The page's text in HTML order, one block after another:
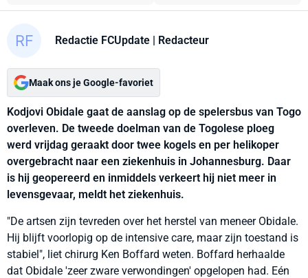
Redactie FCUpdate | Redacteur
Maak ons je Google-favoriet
Kodjovi Obidale gaat de aanslag op de spelersbus van Togo
overleven. De tweede doelman van de Togolese ploeg
werd vrijdag geraakt door twee kogels en per helikoper
overgebracht naar een ziekenhuis in Johannesburg. Daar
is hij geopereerd en inmiddels verkeert hij niet meer in
levensgevaar, meldt het ziekenhuis.
"De artsen zijn tevreden over het herstel van meneer Obidale.
Hij blijft voorlopig op de intensive care, maar zijn toestand is
stabiel", liet chirurg Ken Boffard weten. Boffard herhaalde
dat Obidale 'zeer zware verwondingen' opgelopen had. Eén